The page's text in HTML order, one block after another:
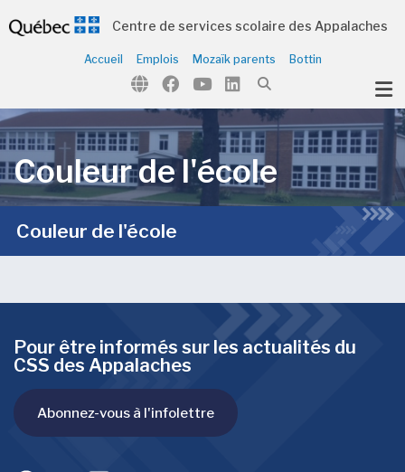
(Notre école )
Centre de services scolaire des Appalaches
Accueil Emplois Mozaïk parents Bottin
Couleur de l'école
Couleur de l'école
Pour être informés sur les actualités du
CSS des Appalaches
Abonnez-vous à l'infolettre